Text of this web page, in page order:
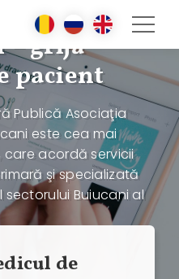
– grijă
pacient
Publică Asociaţia
este cea mai
acordă servicii
şi specializată
Buiucani al
de